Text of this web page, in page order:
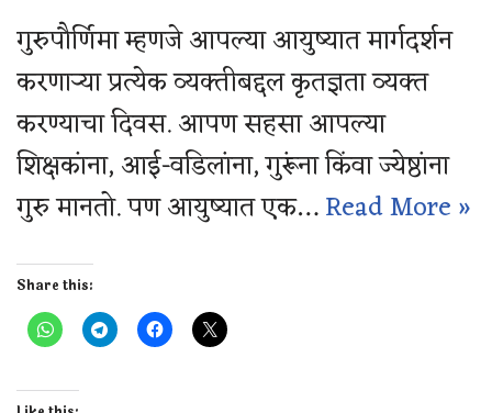
गुरुपौर्णिमा म्हणजे आपल्या आयुष्यात मार्गदर्शन
करणाऱ्या प्रत्येक व्यक्तीबद्दल कृतज्ञता व्यक्त
करण्याचा दिवस. आपण सहसा आपल्या
शिक्षकांना, आई-वडिलांना, गुरूंना किंवा ज्येष्ठांना
गुरु मानतो. पण आयुष्यात एक…Read More »
Share this: